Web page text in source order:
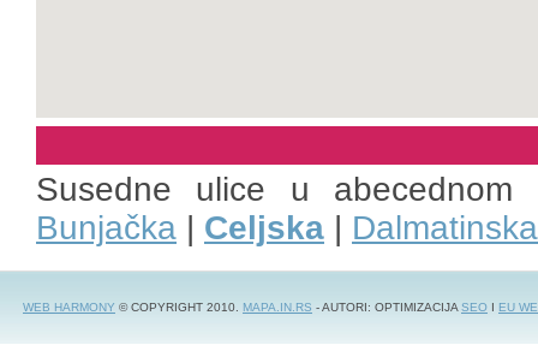
Susedne ulice u
Bunjačka | Celjska | Dalmatinska
WEB HARMONY © COPYRIGHT 2010. MAPA.IN.RS - AUTORI: OPTIMIZACIJASEO I EU